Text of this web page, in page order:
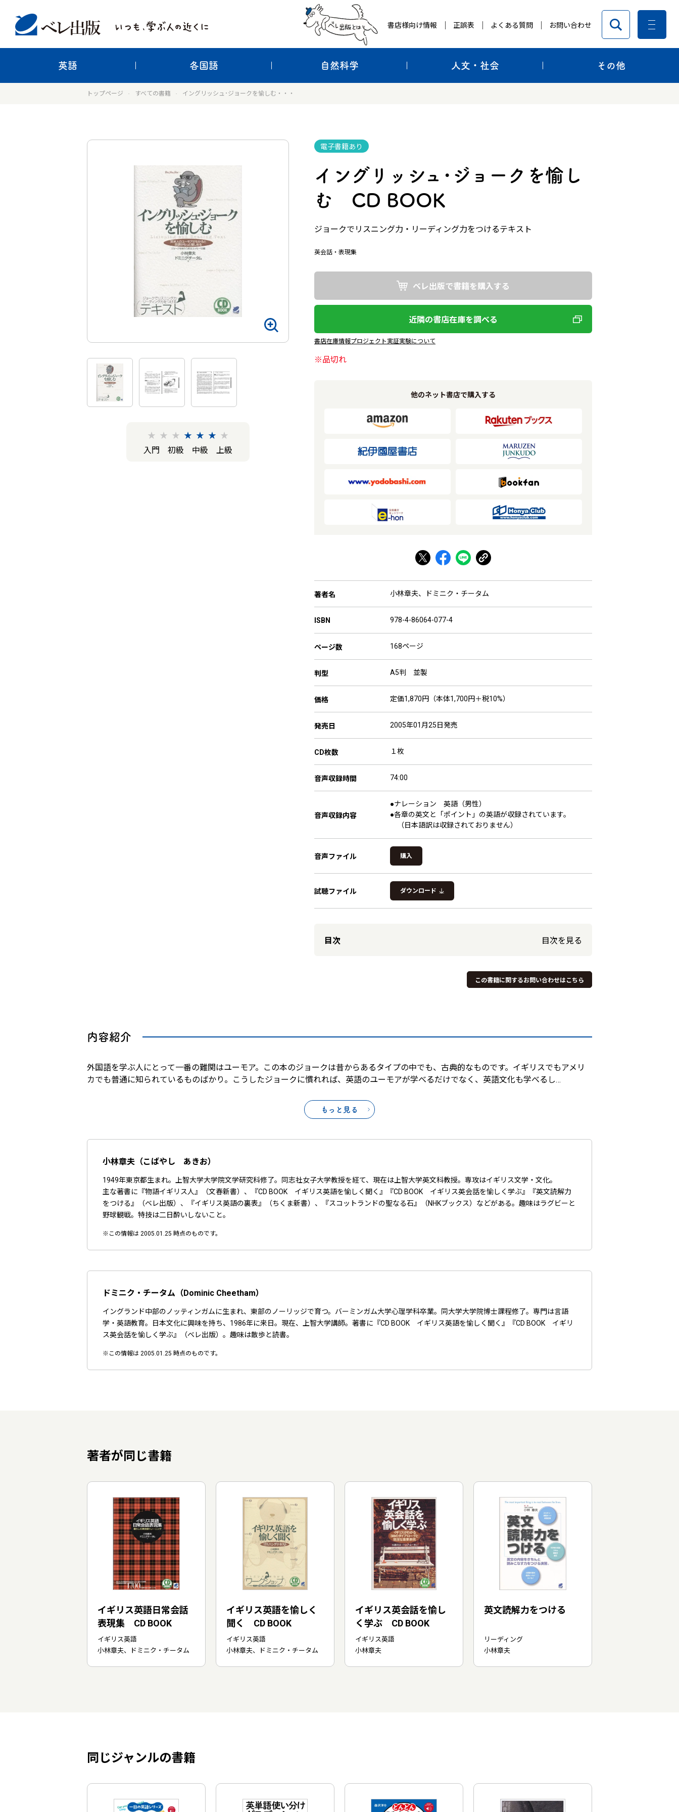
書店様向け情報 正誤表 よくある質問 お問い合わせ
英語 各国語 自然科学 人文・社会 その他
トップページ すべての書籍 イングリッシュ･ジョークを愉しむ・・・
電子書籍あり
イングリッシュ･ジョークを愉し
む CD BOOK
ジョークでリスニング力・リーディング力をつけるテキスト
英会話・表現集
★ ★ ★ ★ ★ ★ ★
入門
初級 中級 上級
ベレ出版で書籍を購入する
近隣の書店在庫を調べる
書店在庫情報プロジェクト実証実験について
※品切れ
他のネット書店で購入する
著者名 小林章夫、 ドミニク・チータム
ISBN 978-4-86064-077-4
ページ数 168ページ
判型 A5判 並製
価格 定価1,870円（本体1,700円＋税10%）
発売日 2005年01月25日発売
CD枚数 １枚
音声収録時間 74:00
音声収録内容
●ナレーション 英語（男性）
●各章の英文と「ポイント」の英語が収録されています。
（日本語訳は収録されておりません）
音声ファイル 購入
試聴ファイル ダウンロード
目次 目次を見る
この書籍に関するお問い合わせはこちら
内容紹介
外国語を学ぶ人にとって一番の難関はユーモア。この本のジョークは昔からあるタイプの中でも、古典的なものです。イギリスでもアメリ
カでも普通に知られているものばかり。こうしたジョークに慣れれば、英語のユーモアが学べるだけでなく、英語文化も学べるし…
もっと見る
小林章夫（こばやし あきお）
1949年東京都生まれ。上智大学大学院文学研究科修了。同志社女子大学教授を経て、現在は上智大学英文科教授。専攻はイギリス文学・文化。
主な著書に『物語イギリス人』（文春新書）、『CD BOOK イギリス英語を愉しく聞く』『CD BOOK イギリス英会話を愉しく学ぶ』『英文読解力
をつける』（ベレ出版）、『イギリス英語の裏表』（ちくま新書）、『スコットランドの聖なる石』（NHKブックス）などがある。趣味はラグビーと
野球観戦。特技は二日酔いしないこと。
※この情報は 2005.01.25 時点のものです。
ドミニク・チータム（Dominic Cheetham）
イングランド中部のノッティンガムに生まれ、東部のノーリッジで育つ。バーミンガム大学心理学科卒業。同大学大学院博士課程修了。専門は言語
学・英語教育。日本文化に興味を持ち、1986年に来日。現在、上智大学講師。著書に『CD BOOK イギリス英語を愉しく聞く』『CD BOOK イギリ
ス英会話を愉しく学ぶ』（ベレ出版）。趣味は散歩と読書。
※この情報は 2005.01.25 時点のものです。
著者が同じ書籍
イギリス英語日常会話
表現集 CD BOOK
イギリス英語
小林章夫、ドミニク・チータム
イギリス英語を愉しく
聞く CD BOOK
イギリス英語
小林章夫、ドミニク・チータム
イギリス英会話を愉し
く学ぶ CD BOOK
イギリス英語
小林章夫
英文読解力をつける
リーディング
小林章夫
同じジャンルの書籍